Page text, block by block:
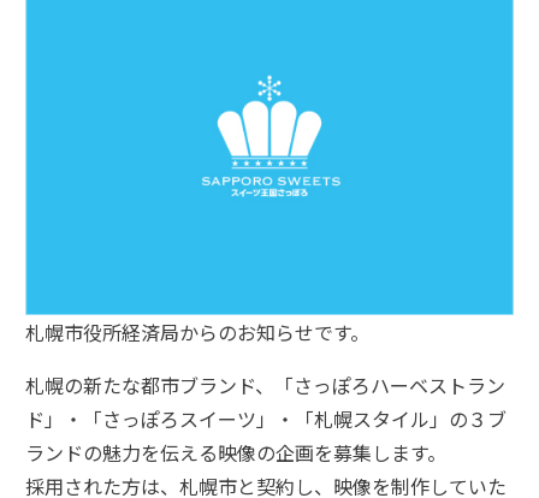
札幌市役所経済局からのお知らせです。
札幌の新たな都市ブランド、「さっぽろハーベストラン
ド」・「さっぽろスイーツ」・「札幌スタイル」の３ブ
ランドの魅力を伝える映像の企画を募集します。
採用された方は、札幌市と契約し、映像を制作していた